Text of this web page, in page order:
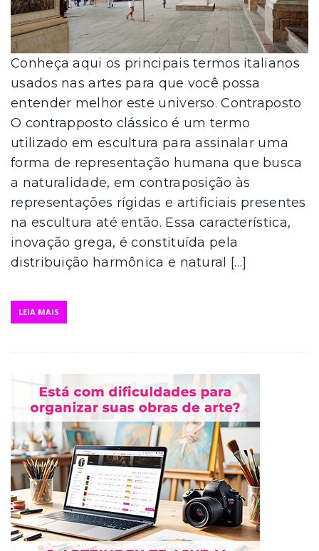
Conheça aqui os principais termos italianos
usados nas artes para que você possa
entender melhor este universo. Contraposto
O contrapposto clássico é um termo
utilizado em escultura para assinalar uma
forma de representação humana que busca
a naturalidade, em contraposição às
representações rígidas e artificiais presentes
na escultura até então. Essa característica,
inovação grega, é constituída pela
distribuição harmônica e natural […]
LEIA MAIS